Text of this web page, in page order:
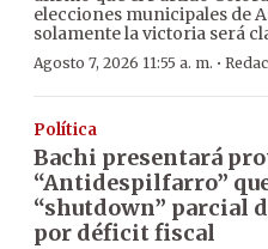
elecciones municipales de
solamente la victoria será
Agosto 7, 2026 11:55 a. m. ·
Política
Bachi presentará
“Antidespilfarro”
“shutdown” parcial
por déficit fiscal